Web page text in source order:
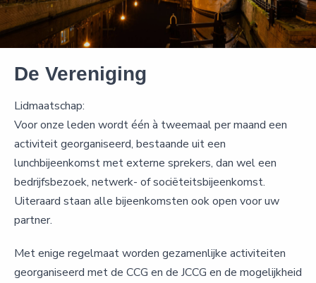
De Vereniging
Lidmaatschap:
Voor onze leden wordt één à tweemaal per maand een
activiteit georganiseerd, bestaande uit een
lunchbijeenkomst met externe sprekers, dan wel een
bedrijfsbezoek, netwerk- of sociëteitsbijeenkomst.
Uiteraard staan alle bijeenkomsten ook open voor uw
partner.
Met enige regelmaat worden gezamenlijke activiteiten
georganiseerd met de CCG en de JCCG en de mogelijkheid